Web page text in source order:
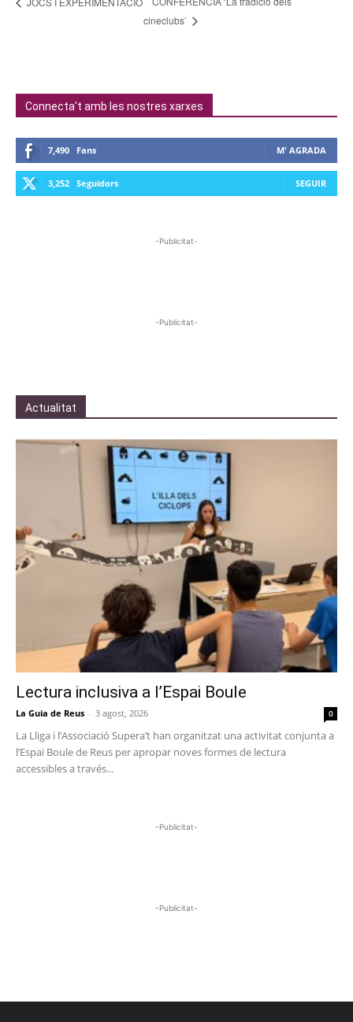
cineclubs’
Connecta't amb les nostres xarxes
7,490 Fans M' AGRADA
3,252 Seguidors SEGUIR
-Publicitat-
-Publicitat-
Actualitat
Lectura inclusiva a l’Espai Boule
La Guia de Reus - 3 agost, 2026 0
La Lliga i l’Associació Supera’t han organitzat una activitat conjunta a
l’Espai Boule de Reus per apropar noves formes de lectura
accessibles a través...
-Publicitat-
-Publicitat-